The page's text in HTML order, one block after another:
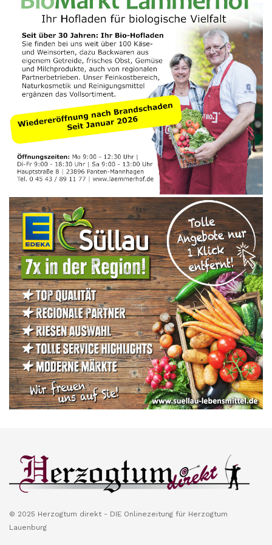
© 2025 Herzogtum direkt - DIE Onlinezeitung für Herzogtum
Lauenburg